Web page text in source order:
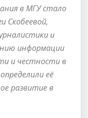
в МГУ стало
Скобеевой,
и
информации
и честности в
её
развитие в